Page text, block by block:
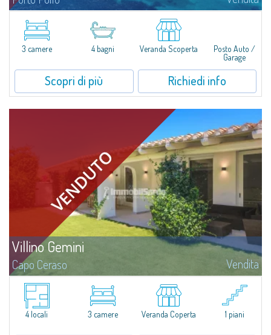
Villa Liscia è un'interessante proprietà con ampio lotto di terreno e villa
singola, attualmente suddivisa in tre appartamenti, ideale per grandi
famiglie o più nuclei familiari, immersa nella stupenda località di...
3 camere
4 bagni Veranda Scoperta
Posto Auto /
Garage
Scopri di più Richiedi info
Villino Gemini
Capo Ceraso Vendita
Inserito nella rigogliosa natura mediterranea di Capo Ceraso Family Resort,
Villino Gemini è una soluzione chiavi in mano, che nasce dall'unione di due
unità cielo-terra fra loro adiacenti ad unico ambiente. Una...
4 locali
3 camere Veranda Coperta 1 piani